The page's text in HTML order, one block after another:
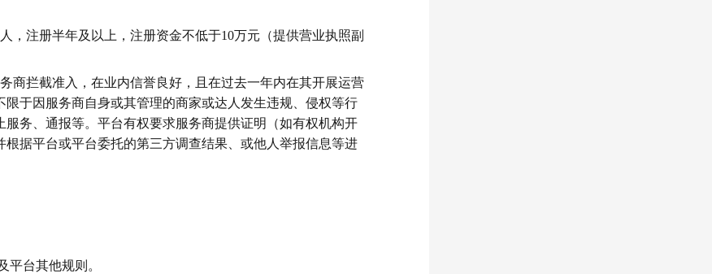
，注册半年及以上，注册资金不低于10万元（提供营业执照副
商拦截准入，在业内信誉良好，且在过去一年内在其开展运营
于因服务商自身或其管理的商家或达人发生违规、侵权等行
务、通报等。平台有权要求服务商提供证明（如有权机构开
据平台或平台委托的第三方调查结果、或他人举报信息等进
平台其他规则。